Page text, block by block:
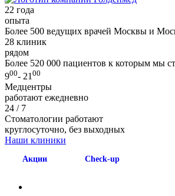
22 года
опыта
Более 500 ведущих врачей Москвы и
28 клиник
рядом
Более 520 000 пациентов к которым мы
900- 21 00
Медцентры
работают ежедневно
24 / 7
Стоматологии работают
круглосуточно, без выходных
Наши клиники
Акции Check-up